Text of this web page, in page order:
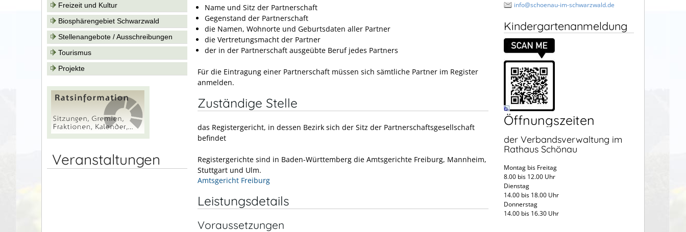
Freizeit und Kultur
Biosphärengebiet Schwarzwald
Stellenangebote / Ausschreibungen
Tourismus
Projekte
Veranstaltungen
Name und Sitz der Partnerschaft
Gegenstand der Partnerschaft
die Namen, Wohnorte und Geburtsdaten aller Partner
die Vertretungsmacht der Partner
der in der Partnerschaft ausgeübte Beruf jedes Partners
Für die Eintragung einer Partnerschaft müssen sich sämtliche Partner im Register
anmelden.
Zuständige Stelle
das Registergericht, in dessen Bezirk sich der Sitz der Partnerschaftsgesellschaft
befindet
Registergerichte sind in Baden-Württemberg die Amtsgerichte Freiburg, Mannheim,
Stuttgart und Ulm.
Amtsgericht Freiburg
Leistungsdetails
Voraussetzungen
info@schoenau-im-schwarzwald.de
Kindergartenanmeldung
Öffnungszeiten
der Verbandsverwaltung im
Rathaus Schönau
Montag bis Freitag
8.00 bis 12.00 Uhr
Dienstag
14.00 bis 18.00 Uhr
Donnerstag
14.00 bis 16.30 Uhr